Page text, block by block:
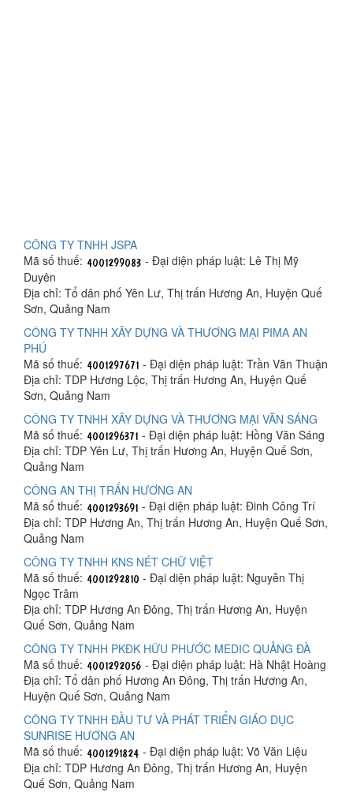
CÔNG TY TNHH JSPA
Mã số thuế:
- Đại diện pháp luật: Lê Thị Mỹ
Duyên
Địa chỉ: Tổ dân phố Yên Lư, Thị trấn Hương An, Huyện Quế
Sơn, Quảng Nam
CÔNG TY TNHH XÂY DỰNG VÀ THƯƠNG MẠI PIMA AN
PHÚ
Mã số thuế:
- Đại diện pháp luật: Trần Văn Thuận
Địa chỉ: TDP Hương Lộc, Thị trấn Hương An, Huyện Quế
Sơn, Quảng Nam
CÔNG TY TNHH XÂY DỰNG VÀ THƯƠNG MẠI VĂN SÁNG
Mã số thuế:
- Đại diện pháp luật: Hồng Văn Sáng
Địa chỉ: TDP Yên Lư, Thị trấn Hương An, Huyện Quế Sơn,
Quảng Nam
CÔNG AN THỊ TRẤN HƯƠNG AN
Mã số thuế:
- Đại diện pháp luật: Đinh Công Trí
Địa chỉ: TDP Hương An, Thị trấn Hương An, Huyện Quế Sơn,
Quảng Nam
CÔNG TY TNHH KNS NÉT CHỮ VIỆT
Mã số thuế:
- Đại diện pháp luật: Nguyễn Thị
Ngọc Trâm
Địa chỉ: TDP Hương An Đông, Thị trấn Hương An, Huyện
Quế Sơn, Quảng Nam
CÔNG TY TNHH PKĐK HỮU PHƯỚC MEDIC QUẢNG ĐÀ
Mã số thuế:
- Đại diện pháp luật: Hà Nhật Hoàng
Địa chỉ: Tổ dân phố Hương An Đông, Thị trấn Hương An,
Huyện Quế Sơn, Quảng Nam
CÔNG TY TNHH ĐẦU TƯ VÀ PHÁT TRIỂN GIÁO DỤC
SUNRISE HƯƠNG AN
Mã số thuế:
- Đại diện pháp luật: Võ Văn Liệu
Địa chỉ: TDP Hương An Đông, Thị trấn Hương An, Huyện
Quế Sơn, Quảng Nam